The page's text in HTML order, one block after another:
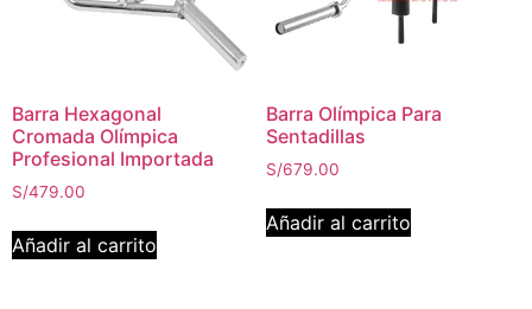
Barra Hexagonal
Cromada Olímpica
Profesional Importada
S/479.00
Añadir al carrito
Barra Olímpica Para
Sentadillas
S/679.00
Añadir al carrito